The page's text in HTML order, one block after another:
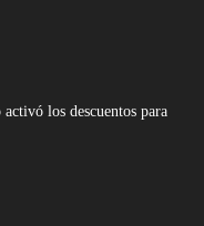
los descuentos para